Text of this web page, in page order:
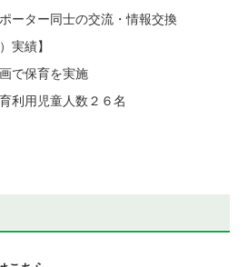
士の交流・情報交換
）実績】
育を実施
童人数２６名